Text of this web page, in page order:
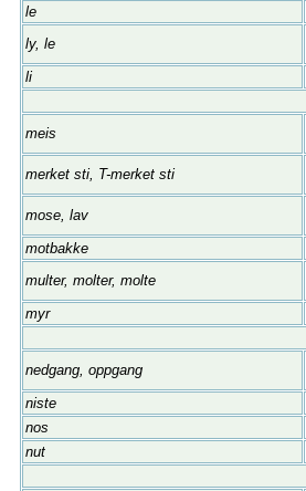
le
ly, le
li
meis
merket sti, T-merket sti
mose, lav
motbakke
multer, molter, molte
myr
nedgang, oppgang
niste
nos
nut